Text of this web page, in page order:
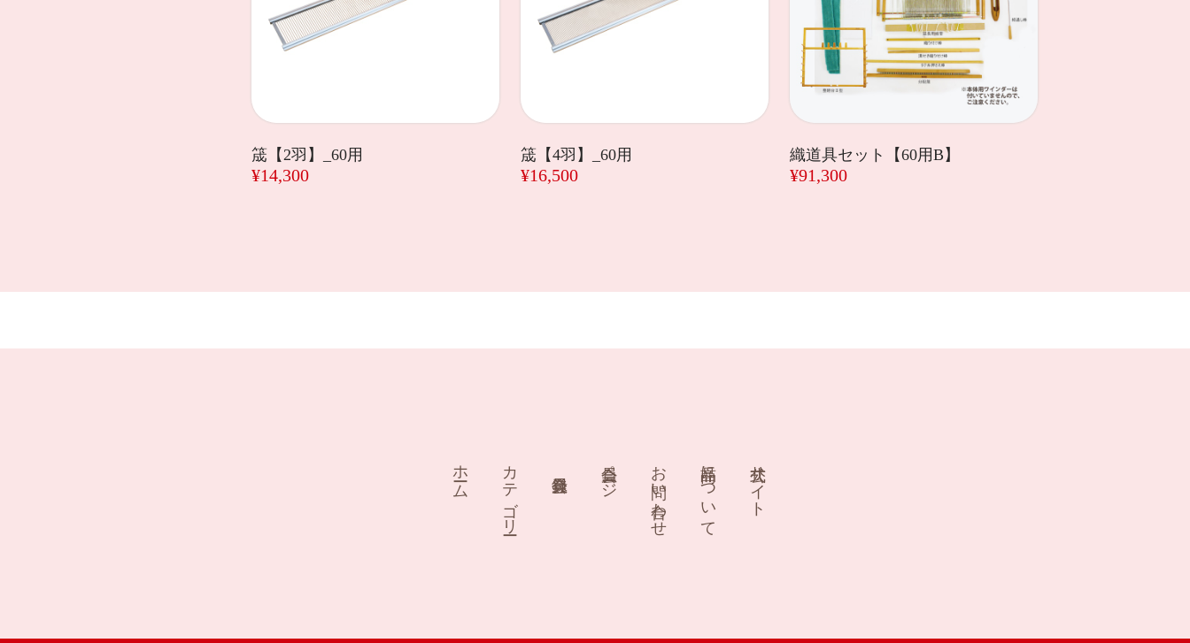
筬【2羽】_60用
¥14,300
筬【4羽】_60用
¥16,500
織道具セット【60用B】
¥91,300
ホーム カテゴリー 会員ページ お問い合わせ 商品について 公式サイト